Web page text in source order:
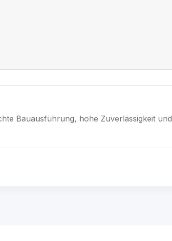
Bauausführung, hohe Zuverlässigkeit und